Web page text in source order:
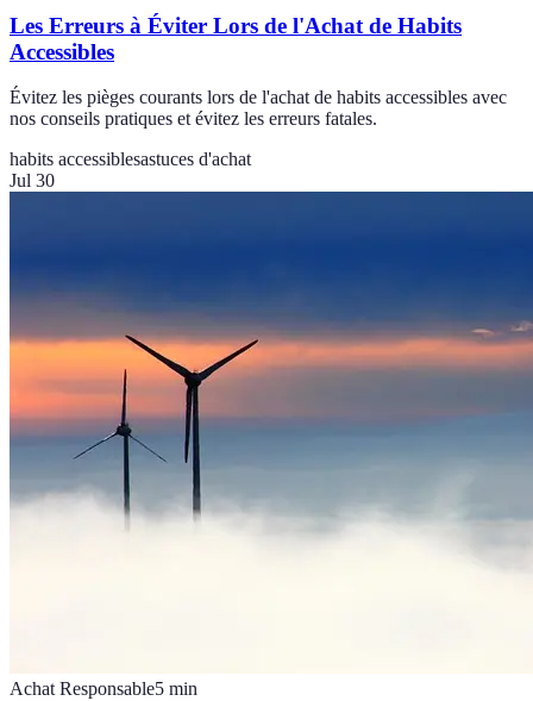
Les Erreurs à Éviter Lors de l'Achat de Habits
Accessibles
Évitez les pièges courants lors de l'achat de habits accessibles avec
nos conseils pratiques et évitez les erreurs fatales.
habits accessiblesastuces d'achat
Jul 30
Achat Responsable5 min